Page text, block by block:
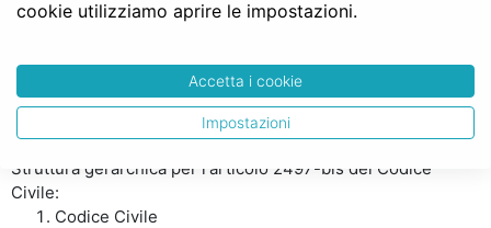
sono soggette, nonché l'effetto che tale attività
ha avuto sull'esercizio dell'impresa sociale e sui
Struttura gerarchica per l'articolo 2497-bis del Codice
Civile:
Codice Civile
cookie utilizziamo aprire le impostazioni.
Accetta i cookie
Impostazioni